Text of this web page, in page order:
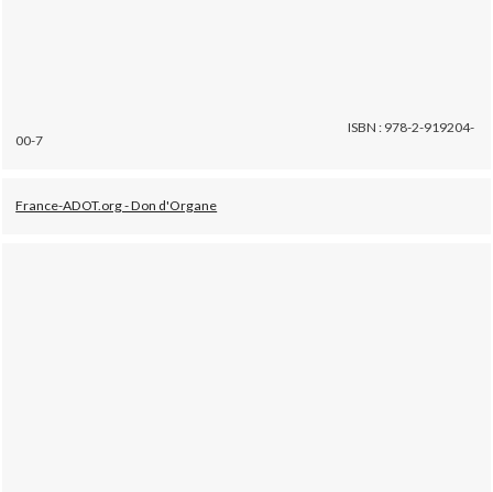
ISBN : 978-2-919204-
00-7
France-ADOT.org - Don d'Organe